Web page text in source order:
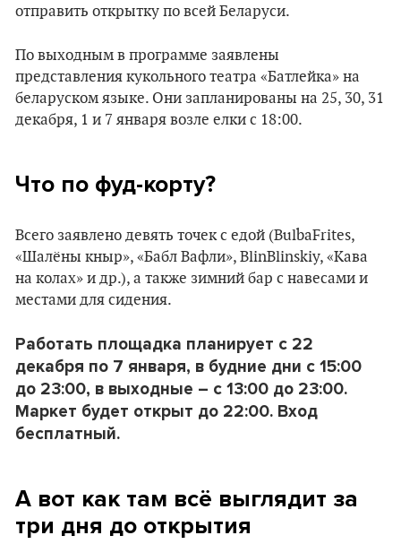
отправить открытку по всей Беларуси.
По выходным в программе заявлены
представления кукольного театра «Батлейка» на
беларуском языке. Они запланированы на 25, 30, 31
декабря, 1 и 7 января возле елки с 18:00.
Что по фуд-корту?
Всего заявлено девять точек с едой (BulbaFrites,
«Шалёны кныр», «Бабл Вафли», BlinBlinskiy, «Кава
на колах» и др.), а также зимний бар с навесами и
местами для сидения.
Работать площадка планирует с 22
декабря по 7 января, в будние дни с 15:00
до 23:00, в выходные – с 13:00 до 23:00.
Маркет будет открыт до 22:00. Вход
бесплатный.
А вот как там всё выглядит за
три дня до открытия